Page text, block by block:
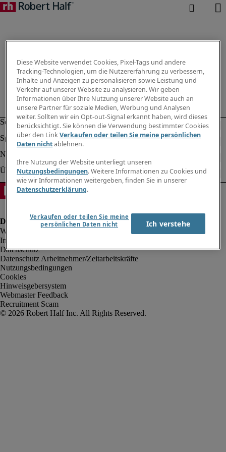
Impressum
Datenschutz
Datenschutz Arbeitnehmer/Zeitarbeitskräfte
Nutzungsbedingungen
Cookies
Hinweisgebersystem
Webmaster Feedback
Recruitment Scam
Diese Website verwendet Cookies, Pixel-Tags und andere
Tracking-Technologien, um die Nutzererfahrung zu verbessern,
Inhalte und Anzeigen zu personalisieren sowie Leistung und
Verkehr auf unserer Website zu analysieren. Wir geben
Informationen über Ihre Nutzung unserer Website auch an
unsere Partner für soziale Medien, Werbung und Analysen
weiter. Sollten wir ein Opt-out-Signal erkannt haben, wird dieses
berücksichtigt. Sie können die Verwendung bestimmter Cookies
über den LinkVerkaufen oder teilen Sie meine persönlichen
Daten nichtablehnen.
Ihre Nutzung der Website unterliegt unseren
Nutzungsbedingungen. Weitere Informationen zu Cookies und
wie wir Informationen weitergeben, finden Sie in unserer
Datenschutzerklärung.
Verkaufen oder teilen Sie meine
persönlichen Daten nicht
Ich verstehe